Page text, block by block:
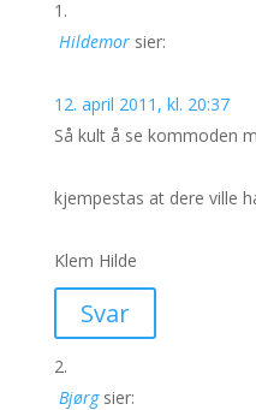
Hildemor sier:
12. april 2011, kl. 20:37
Så kult å se kommoden
kjempestas at dere ville
Klem Hilde
Svar
Bjørg sier: